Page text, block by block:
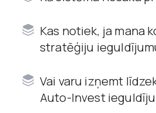
Kas notiek, ja mana
stratēģiju
Vai varu izņemt
Auto-Invest